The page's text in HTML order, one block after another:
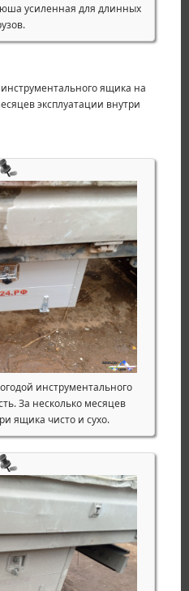
усиленная для длинных
ящика на
эксплуатации внутри
инструментального
За несколько месяцев
ящика чисто и сухо.